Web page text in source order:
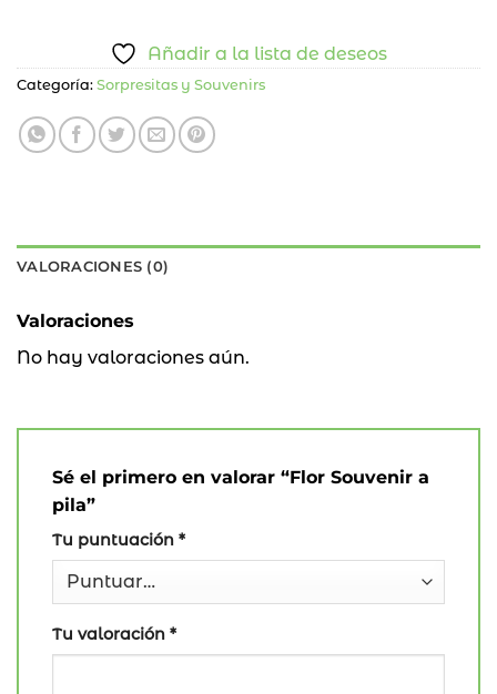
Añadir a la lista de deseos
Categoría: Sorpresitas y Souvenirs
VALORACIONES (0)
Valoraciones
No hay valoraciones aún.
Sé el primero en valorar “Flor Souvenir a
pila”
Tu puntuación *
Tu valoración *